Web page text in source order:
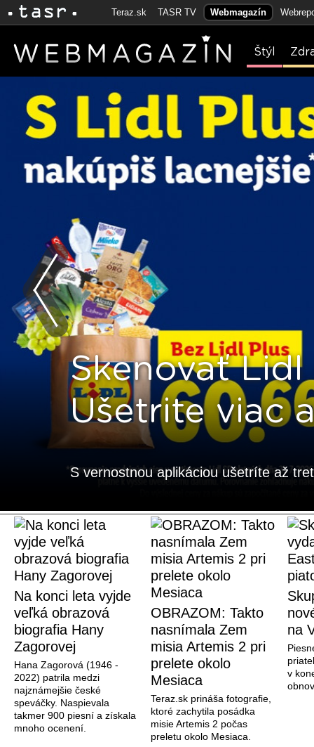
Teraz.sk TASR TV Webmagazín
Štýl
Skenovať
Ušetrite viac
S vernostnou aplikáciou ušetríte až
Na konci leta vyjde
veľká obrazová
biografia Hany
Zagorovej
Hana Zagorová (1946 -
2022) patrila medzi
najznámejšie české
speváčky. Naspievala
takmer 900 piesní a získala
mnoho ocenení.
OBRAZOM: Takto
nasnímala Zem
misia Artemis 2 pri
prelete okolo
Mesiaca
Teraz.sk prináša fotografie,
ktoré zachytila posádka
misie Artemis 2 počas
preletu okolo Mesiaca.
na
v